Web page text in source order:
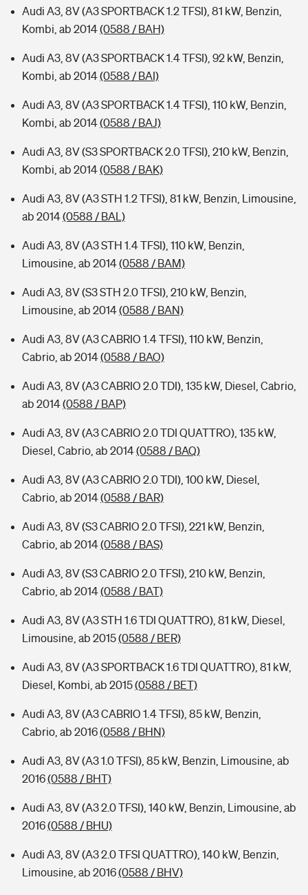
Audi A3, 8V (A3 SPORTBACK 1.2 TFSI), 81 kW, Benzin,
Kombi, ab 2014(0588 / BAH)
Audi A3, 8V (A3 SPORTBACK 1.4 TFSI), 92 kW, Benzin,
Kombi, ab 2014(0588 / BAI)
Audi A3, 8V (A3 SPORTBACK 1.4 TFSI), 110 kW, Benzin,
Kombi, ab 2014(0588 / BAJ)
Audi A3, 8V (S3 SPORTBACK 2.0 TFSI), 210 kW, Benzin,
Kombi, ab 2014(0588 / BAK)
Audi A3, 8V (A3 STH 1.2 TFSI), 81 kW, Benzin, Limousine,
ab 2014(0588 / BAL)
Audi A3, 8V (A3 STH 1.4 TFSI), 110 kW, Benzin,
Limousine, ab 2014(0588 / BAM)
Audi A3, 8V (S3 STH 2.0 TFSI), 210 kW, Benzin,
Limousine, ab 2014(0588 / BAN)
Audi A3, 8V (A3 CABRIO 1.4 TFSI), 110 kW, Benzin,
Cabrio, ab 2014(0588 / BAO)
Audi A3, 8V (A3 CABRIO 2.0 TDI), 135 kW, Diesel, Cabrio,
ab 2014(0588 / BAP)
Audi A3, 8V (A3 CABRIO 2.0 TDI QUATTRO), 135 kW,
Diesel, Cabrio, ab 2014(0588 / BAQ)
Audi A3, 8V (A3 CABRIO 2.0 TDI), 100 kW, Diesel,
Cabrio, ab 2014(0588 / BAR)
Audi A3, 8V (S3 CABRIO 2.0 TFSI), 221 kW, Benzin,
Cabrio, ab 2014(0588 / BAS)
Audi A3, 8V (S3 CABRIO 2.0 TFSI), 210 kW, Benzin,
Cabrio, ab 2014(0588 / BAT)
Audi A3, 8V (A3 STH 1.6 TDI QUATTRO), 81 kW, Diesel,
Limousine, ab 2015(0588 / BER)
Audi A3, 8V (A3 SPORTBACK 1.6 TDI QUATTRO), 81 kW,
Diesel, Kombi, ab 2015(0588 / BET)
Audi A3, 8V (A3 CABRIO 1.4 TFSI), 85 kW, Benzin,
Cabrio, ab 2016(0588 / BHN)
Audi A3, 8V (A3 1.0 TFSI), 85 kW, Benzin, Limousine, ab
2016(0588 / BHT)
Audi A3, 8V (A3 2.0 TFSI), 140 kW, Benzin, Limousine, ab
2016(0588 / BHU)
Audi A3, 8V (A3 2.0 TFSI QUATTRO), 140 kW, Benzin,
Limousine, ab 2016(0588 / BHV)